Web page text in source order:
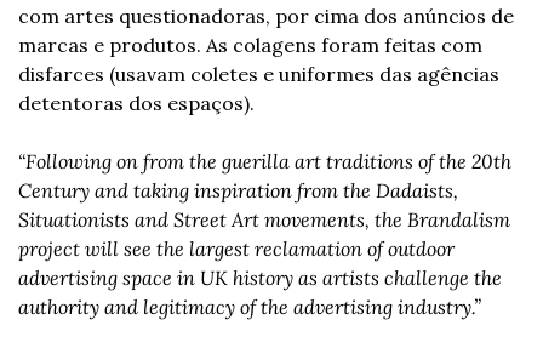
com artes questionadoras, por cima dos anúncios de
marcas e produtos. As colagens foram feitas com
disfarces (usavam coletes e uniformes das agências
detentoras dos espaços).
“Following on from the guerilla art traditions of the 20th
Century and taking inspiration from the Dadaists,
Situationists and Street Art movements, the Brandalism
project will see the largest reclamation of outdoor
advertising space in UK history as artists challenge the
authority and legitimacy of the advertising industry.”